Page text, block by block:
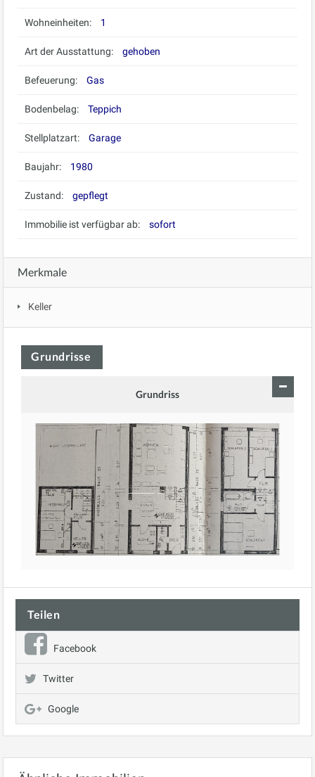
Wohneinheiten: 1
Art der Ausstattung: gehoben
Befeuerung: Gas
Bodenbelag: Teppich
Stellplatzart: Garage
Baujahr: 1980
Zustand: gepflegt
Immobilie ist verfügbar ab: sofort
Merkmale
Keller
Grundrisse
Grundriss
Teilen
Facebook
Twitter
Google